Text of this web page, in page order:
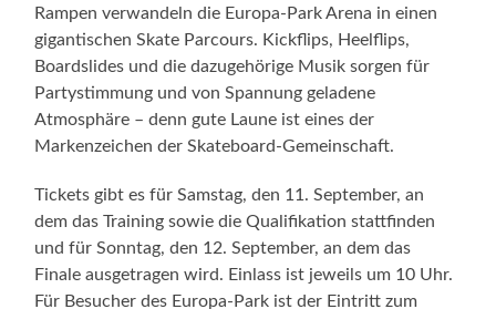
Rampen verwandeln die Europa-Park Arena in einen
gigantischen Skate Parcours. Kickflips, Heelflips,
Boardslides und die dazugehörige Musik sorgen für
Partystimmung und von Spannung geladene
Atmosphäre – denn gute Laune ist eines der
Markenzeichen der Skateboard-Gemeinschaft.
Tickets gibt es für Samstag, den 11. September, an
dem das Training sowie die Qualifikation stattfinden
und für Sonntag, den 12. September, an dem das
Finale ausgetragen wird. Einlass ist jeweils um 10 Uhr.
Für Besucher des Europa-Park ist der Eintritt zum